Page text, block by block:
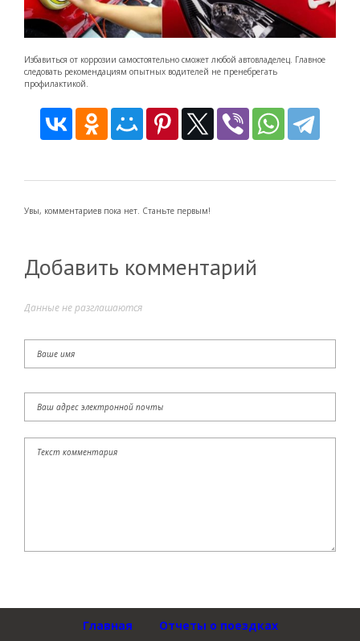
Избавиться от коррозии самостоятельно сможет любой автовладелец. Главное
следовать рекомендациям опытных водителей не пренебрегать
профилактикой.
Увы, комментариев пока нет. Станьте первым!
Добавить комментарий
Данные не разглашаются
Главная Отчеты о поездках